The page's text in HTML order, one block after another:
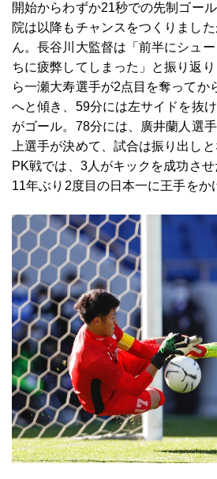
開始からわずか21秒での先制ゴー
院は以降もチャンスをつくりまし
ん。長谷川大監督は「前半にシュ
ちに疲弊してしまった」と振り返
ら一瀬大寿選手が2点目を奪ってか
へと傾き、59分には左サイドを抜
がゴール。78分には、廣井蘭人選
上選手が決めて、試合は振り出し
PK戦では、3人がキックを成功させ
11年ぶり2度目の日本一に王手をか